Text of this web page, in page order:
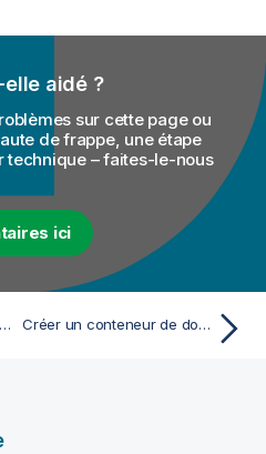
aidé ?
sur cette page ou
de frappe, une étape
technique – faites-le-nous
ici
Modifications du modèle de données et leurs niveaux d'impact Créer un conteneur de données